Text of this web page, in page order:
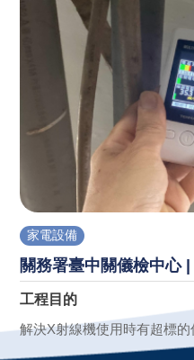
家電設備
關務署臺中關儀檢中心
工程目的
解決X射線機使用時有超標的